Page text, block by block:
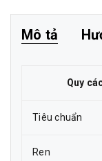
Mô tả
Quy
Tiêu chuẩn
Ren